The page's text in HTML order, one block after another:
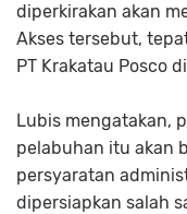
diperkirakan akan
Akses tersebut,
PT Krakatau Posco
Lubis mengatakan,
pelabuhan itu akan
persyaratan
dipersiapkan salah